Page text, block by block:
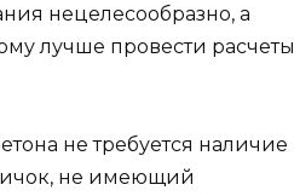
нецелесообразно, а
лучше провести расчеты
не требуется наличие
не имеющий